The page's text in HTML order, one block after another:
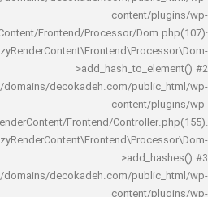
Frontend/Processor/
decoka/domains/decokadeh.com/
LazyRenderContent/Frontend/
decoka/domains/decokadeh.com/